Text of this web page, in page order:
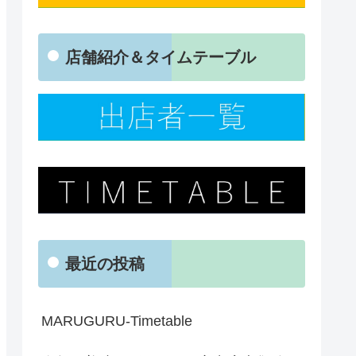
店舗紹介＆タイムテーブル
最近の投稿
MARUGURU-Timetable